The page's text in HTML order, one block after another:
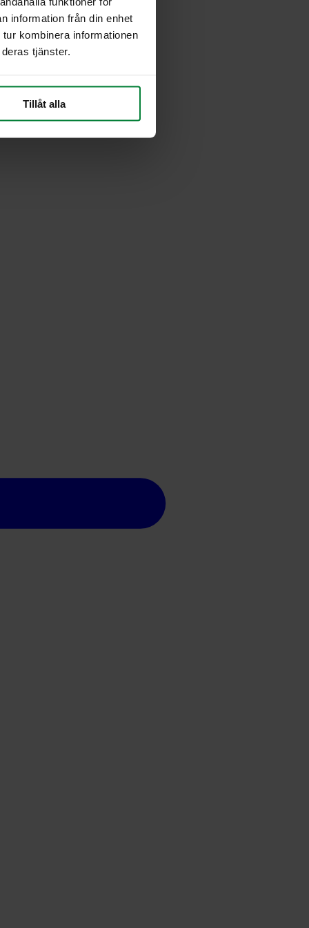
information från din enhet
kombinera informationen
tjänster.
Tillåt alla